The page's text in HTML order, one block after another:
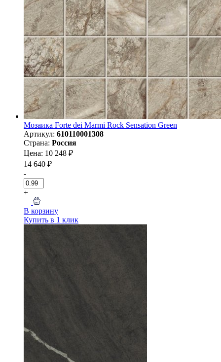
Мозаика Forte dei Marmi Rock Sensation Green
Артикул: 610110001308
Страна: Россия
Цена: 10 248 ₽
14 640 ₽
-
+
В корзину
Купить в 1 клик